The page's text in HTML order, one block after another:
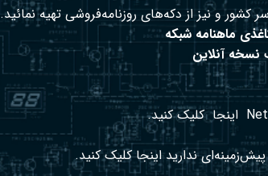
کشور و نیز از دکه‌های روزنامه‌فروشی تهیه نمائید.
ماهنامه شبکه
نسخه آنلاین
اینجا کلیک کنید.
نداریداینجا کلیک کنید.